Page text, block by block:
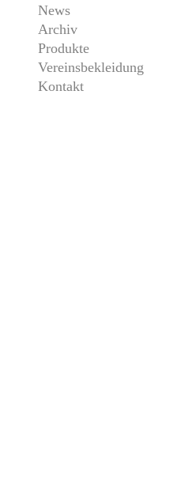
News
Archiv
Produkte
Vereinsbekleidung
Kontakt